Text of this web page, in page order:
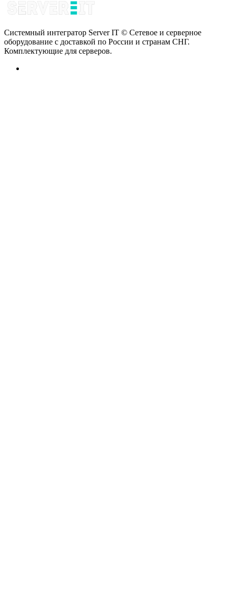
Системный интегратор Server IT © Сетевое и серверное
оборудование с доставкой по России и странам СНГ.
Комплектующие для серверов.